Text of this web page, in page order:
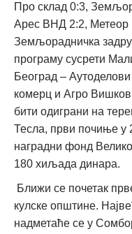
Про склад 0:3,
Арес ВНД 2:2, Метеор
Земљорадничка
програму сусрети
Београд –
комерц и Агро
бити одиграни на
Тесла, први почиње у
наградни фонд
180 хиљада динара.
Ближи се почетак
кулске општине.
надметаће се у